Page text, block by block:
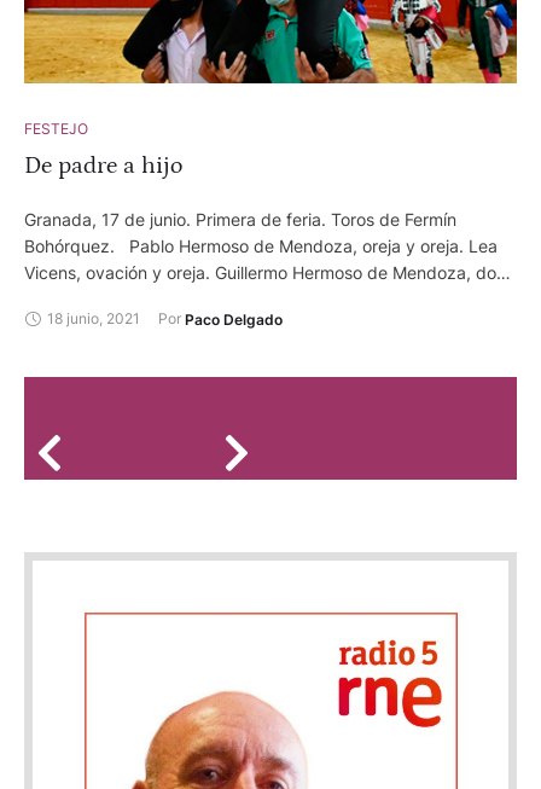
FESTEJO
De padre a hijo
Granada, 17 de junio. Primera de feria. Toros de Fermín
Bohórquez. Pablo Hermoso de Mendoza, oreja y oreja. Lea
Vicens, ovación y oreja. Guillermo Hermoso de Mendoza, dos
18 junio, 2021 Por Paco Delgado